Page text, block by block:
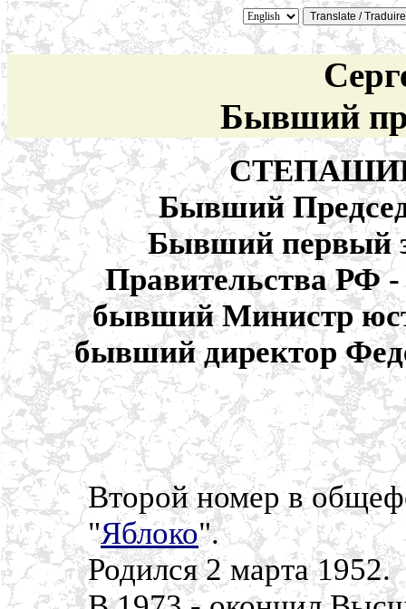
Бывший
СТЕПАШИН
Бывший
Бывший первый
Правительства РФ
бывший Министр
бывший директор
Второй номер в
"Яблоко".
Родился 2 марта 1952.